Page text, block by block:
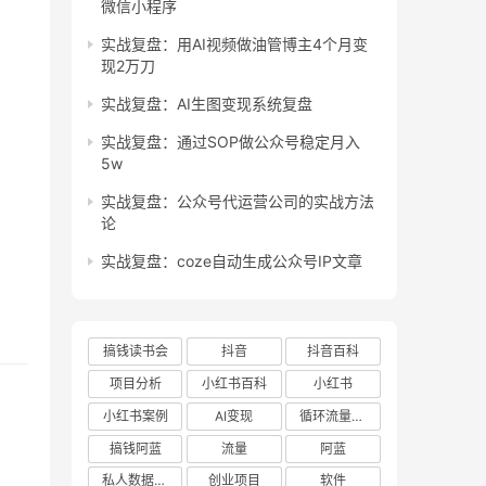
微信小程序
实战复盘：用AI视频做油管博主4个月变
现2万刀
实战复盘：AI生图变现系统复盘
实战复盘：通过SOP做公众号稳定月入
5w
实战复盘：公众号代运营公司的实战方法
论
实战复盘：coze自动生成公众号IP文章
搞钱读书会 抖音
抖音百科
项目分析
小红书百科
小红书
小红书案例
AI变现
循环流量实验室
搞钱阿蓝
流量
阿蓝
私人数据库项目
创业项目 软件